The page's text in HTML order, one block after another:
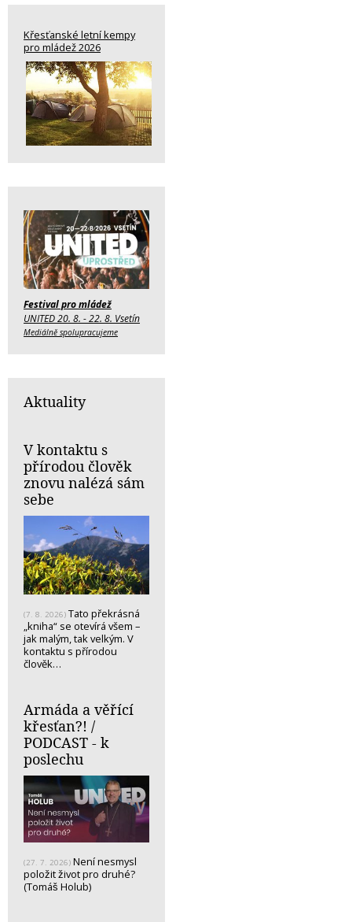
Křesťanské letní kempy
pro mládež 2026
Festival pro mládež
UNITED 20. 8. - 22. 8. Vsetín
Mediálně spolupracujeme
Aktuality
V kontaktu s
přírodou člověk
znovu nalézá sám
sebe
(7. 8. 2026) Tato překrásná
„kniha“ se otevírá všem –
jak malým, tak velkým. V
kontaktu s přírodou
člověk…
Armáda a věřící
křesťan?! /
PODCAST - k
poslechu
(27. 7. 2026) Není nesmysl
položit život pro druhé?
(Tomáš Holub)